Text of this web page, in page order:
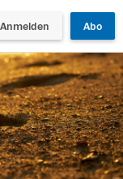
Anmelden Abo